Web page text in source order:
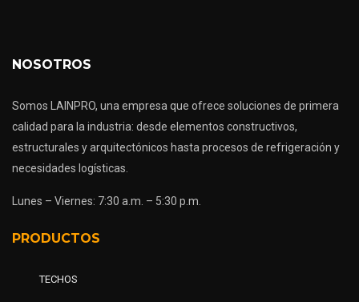
NOSOTROS
Somos LAINPRO, una empresa que ofrece soluciones de primera
calidad para la industria: desde elementos constructivos,
estructurales y arquitectónicos hasta procesos de refrigeración y
necesidades logísticas.
Lunes – Viernes: 7:30 a.m. – 5:30 p.m.
PRODUCTOS
TECHOS